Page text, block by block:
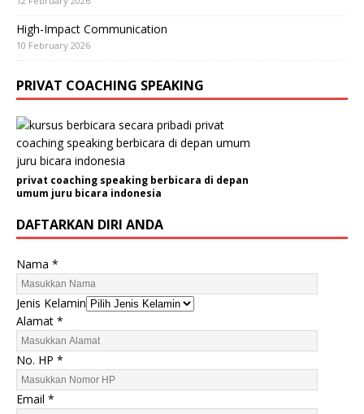
High-Impact Communication
10 February 2026
PRIVAT COACHING SPEAKING
privat coaching speaking berbicara di depan
umum juru bicara indonesia
DAFTARKAN DIRI ANDA
Nama *
Jenis Kelamin
Alamat *
No. HP *
Email *